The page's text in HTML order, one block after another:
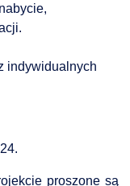
(CEEB)
indywidualnych
proszone są